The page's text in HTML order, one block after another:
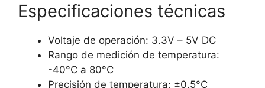
Especificaciones técnicas
Voltaje de operación: 3.3V – 5V DC
Rango de medición de temperatura:
-40°C a 80°C
Precisión de temperatura: ±0.5°C